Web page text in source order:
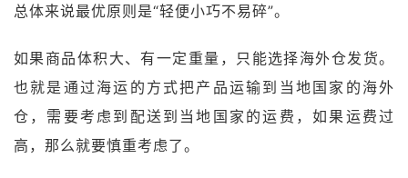
总体来说最优原则是“轻便小巧不易碎”。
如果商品体积大、有一定重量，只能选择海外仓发货。
也就是通过海运的方式把产品运输到当地国家的海外
仓，需要考虑到配送到当地国家的运费，如果运费过
高，那么就要慎重考虑了。